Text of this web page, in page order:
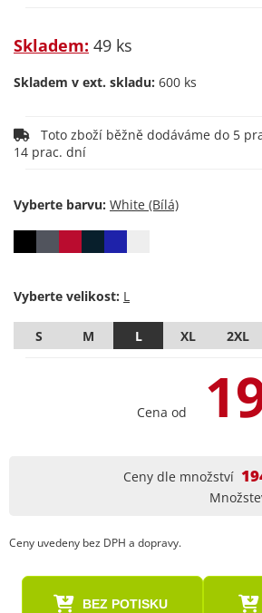
Skladem: 49 ks
Skladem v ext. skladu: 600 ks
14 prac. dní
Vyberte barvu:
Vyberte velikost:
S M L XL 2XL
Cena od
Ceny dle množství
Ceny uvedeny bez DPH a dopravy.
BEZ POTISKU